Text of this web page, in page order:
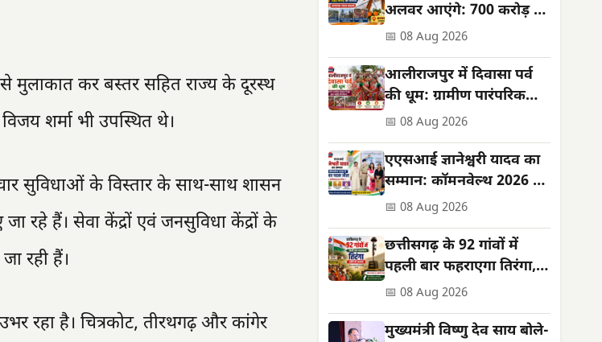
से मुलाकात कर बस्तर सहित राज्य के दूरस्थ
विजय शर्मा भी उपस्थित थे।
सुविधाओं के विस्तार के साथ-साथ शासन
रहे हैं। सेवा केंद्रों एवं जनसुविधा केंद्रों के
रही हैं।
रहा है। चित्रकोट, तीरथगढ़ और कांगेर
अलवर आएंगे: 700 करोड़ की
सौगात, जनसभा स्थल बदला
📅 08 Aug 2026
आलीराजपुर में दिवासा पर्व
की धूम: ग्रामीण पारंपरिक
वेशभूषा में झूमे, सुख-समृद्धि
की कामना
📅 08 Aug 2026
एएसआई ज्ञानेश्वरी यादव का
सम्मान: कॉमनवेल्थ 2026 में
रजत पदक जीता
📅 08 Aug 2026
छत्तीसगढ़ के 92 गांवों में
पहली बार फहराएगा तिरंगा,
शहीदों को सम्मान
📅 08 Aug 2026
मुख्यमंत्री विष्णु देव साय बोले-